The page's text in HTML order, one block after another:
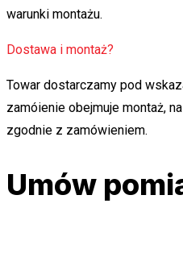
warunki montażu.
Dostawa i montaż?
Towar dostarczamy pod
zamóienie obejmuje montaż,
zgodnie z zamówieniem.
Umów